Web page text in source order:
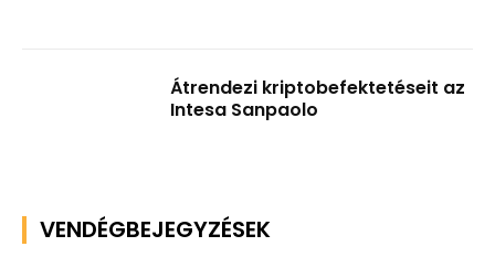
Átrendezi kriptobefektetéseit az
Intesa Sanpaolo
VENDÉGBEJEGYZÉSEK